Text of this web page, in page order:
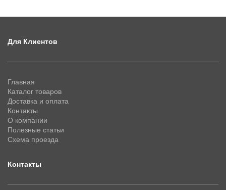
Для Клиентов
Главная
Каталог товаров
Доставка и оплата
Контакты
О компании
Полезные статьи
Схема проезда
Контакты